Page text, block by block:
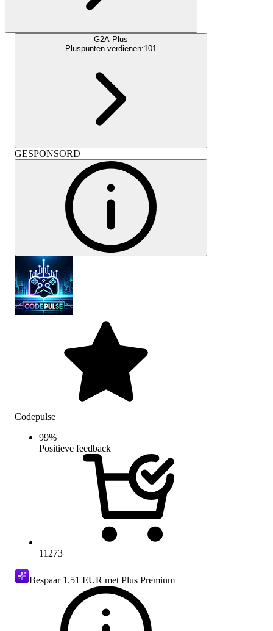
G2A Plus
Pluspunten verdienen:101
GESPONSORD
Codepulse
99%
Positieve feedback
11273
Bespaar 1.51 EUR met Plus Premium